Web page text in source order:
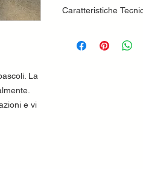
La
e vi
Caratteristiche
Attacco a tre punti